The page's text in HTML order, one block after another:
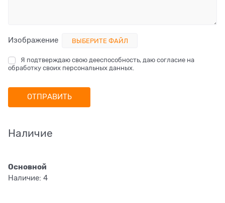
Изображение ВЫБЕРИТЕ ФАЙЛ
Я подтверждаю свою дееспособность, даю согласие на
обработку своих персональных данных.
Наличие
Основной
Наличие: 4